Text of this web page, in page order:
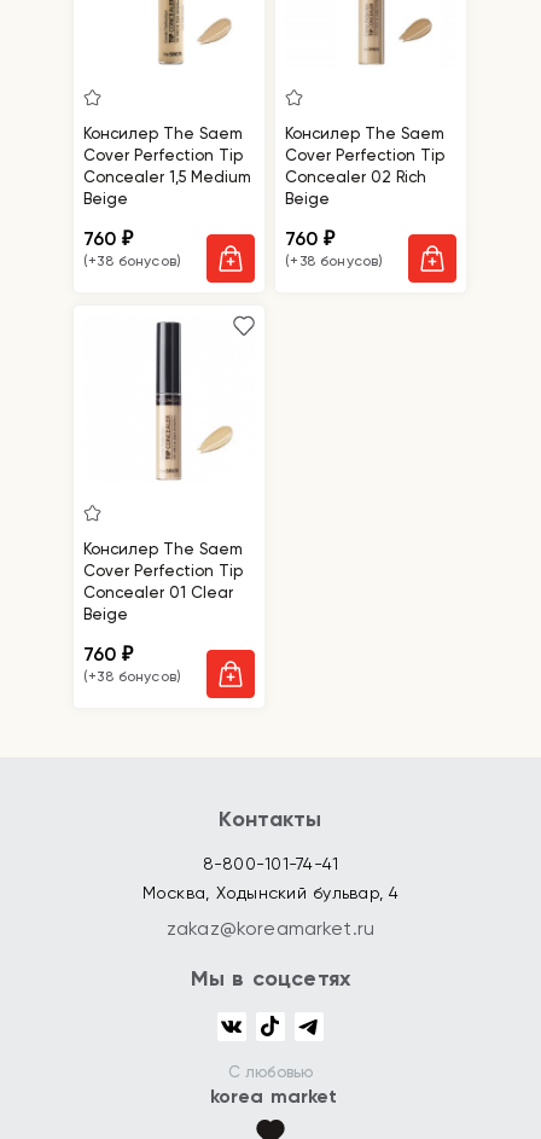
Консилер The Saem
Cover Perfection Tip
Concealer 1,5 Medium
Beige
760₽
(+38 бонусов)
Консилер The Saem
Cover Perfection Tip
Concealer 02 Rich
Beige
760₽
(+38 бонусов)
Консилер The Saem
Cover Perfection Tip
Concealer 01 Clear
Beige
760₽
(+38 бонусов)
Контакты
8-800-101-74-41
Москва, Ходынский бульвар, 4
zakaz@koreamarket.ru
Мы в соцсетях
С любовью
korea market